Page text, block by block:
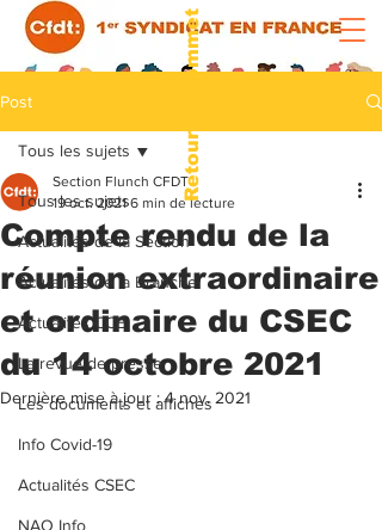
Retour au sommet
Post
Tous les sujets
Actualités de la Section
Actualités de la Branche
Actualités CCE
La revue de presse
Les documents et affiches
Info Covid-19
Actualités CSEC
NAO Info
Tous les sujets
Compte rendu de la
réunion extraordinaire
et ordinaire du CSEC
du 14 octobre 2021
Section Flunch CFDT
19 oct. 2021 6 min de lecture
Dernière mise à jour :4 nov. 2021